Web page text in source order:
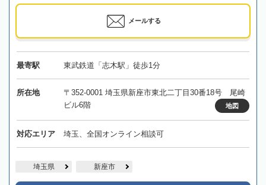
メールする
最寄駅 東武鉄道「志木駅」徒歩1分
所在地
〒352-0001 埼玉県新座市東北二丁目30番18号 尾崎
ビル6階
地図
対応エリア 埼玉、全国オンライン相談可
埼玉県 新座市